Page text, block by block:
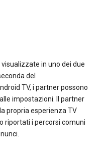
in uno dei due
del
TV, i partner possono
impostazioni. Il partner
propria esperienza TV
riportati i percorsi comuni